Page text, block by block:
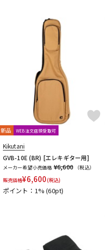
新品 WEB注文店頭受取可
Kikutani
GVB-10E (BR) [エレキギター用]
メーカー希望小売価格 ¥6,600
（税込）
販売価格¥6,600(税込)
ポイント：1%(60pt)